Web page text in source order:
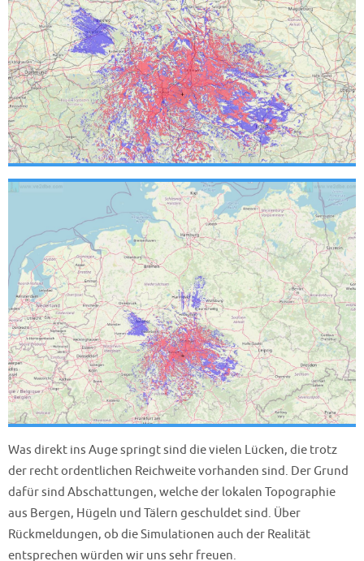
Was direkt ins Auge springt sind die vielen Lücken, die trotz
der recht ordentlichen Reichweite vorhanden sind. Der Grund
dafür sind Abschattungen, welche der lokalen Topographie
aus Bergen, Hügeln und Tälern geschuldet sind. Über
Rückmeldungen, ob die Simulationen auch der Realität
entsprechen würden wir uns sehr freuen.